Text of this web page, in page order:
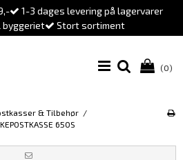
1-3 dages levering på lagervarer
Stort sortiment
(0)
& Tilbehør /
650S